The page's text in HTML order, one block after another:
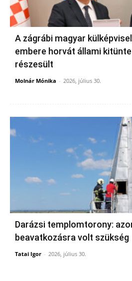
A zágrábi magyar
embere horvát állami
részesült
Molnár Mónika - 2026, július 30.
Darázsi templomtorony:
beavatkozásra volt szükség
Tatai Igor - 2026, július 30.